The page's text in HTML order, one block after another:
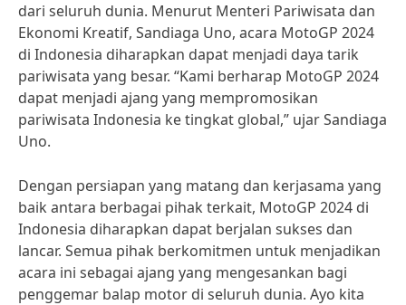
dari seluruh dunia. Menurut Menteri Pariwisata dan
Ekonomi Kreatif, Sandiaga Uno, acara MotoGP 2024
di Indonesia diharapkan dapat menjadi daya tarik
pariwisata yang besar. “Kami berharap MotoGP 2024
dapat menjadi ajang yang mempromosikan
pariwisata Indonesia ke tingkat global,” ujar Sandiaga
Uno.
Dengan persiapan yang matang dan kerjasama yang
baik antara berbagai pihak terkait, MotoGP 2024 di
Indonesia diharapkan dapat berjalan sukses dan
lancar. Semua pihak berkomitmen untuk menjadikan
acara ini sebagai ajang yang mengesankan bagi
penggemar balap motor di seluruh dunia. Ayo kita